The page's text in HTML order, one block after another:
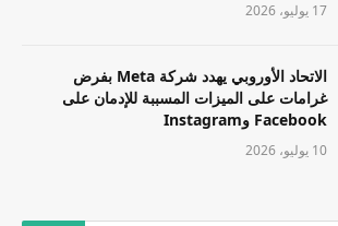
17 يوليو، 2026
الاتحاد الأوروبي يهدد شركة Meta بفرض
غرامات على الميزات المسببة للإدمان على
Facebook وInstagram
10 يوليو، 2026